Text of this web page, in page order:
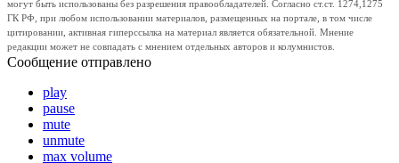
могут быть использованы без разрешения правообладателей. Согласно ст.ст. 1274,1275
ГК РФ, при любом использовании материалов, размещенных на портале, в том числе
цитировании, активная гиперссылка на материал является обязательной. Мнение
редакции может не совпадать с мнением отдельных авторов и колумнистов.
Сообщение отправлено
play
pause
mute
unmute
max volume